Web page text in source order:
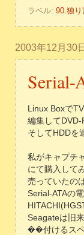
ラベル: 90.独
2003年12月30
Linux Boxで
編集してDVD-
そしてHDDを
私がキャプチ
にて購入して
売っていたの
Serial-ATAの
Seagateは旧
��付けるスペ